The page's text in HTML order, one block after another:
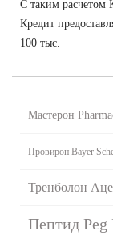
С таким расчетом
Кредит
100 тыс.
Мастерон
Провирон Bayer
Тренболон
Пептид Peg